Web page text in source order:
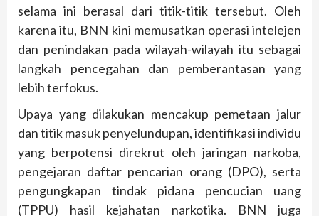
selama ini berasal dari titik-titik tersebut. Oleh
karena itu, BNN kini memusatkan operasi intelejen
dan penindakan pada wilayah-wilayah itu sebagai
langkah pencegahan dan pemberantasan yang
lebih terfokus.
Upaya yang dilakukan mencakup pemetaan jalur
dan titik masuk penyelundupan, identifikasi individu
yang berpotensi direkrut oleh jaringan narkoba,
pengejaran daftar pencarian orang (DPO), serta
pengungkapan tindak pidana pencucian uang
(TPPU) hasil kejahatan narkotika. BNN juga